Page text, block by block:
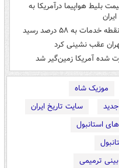
بلیط هواپیما درآمریکا به
به ۵۸ درصد رسید
عقب نشینی کرد
شده آمریکا زمین‌گیر شد
موزیک شاه
سایت تاریخ ایران
استانبول
ترمیمی